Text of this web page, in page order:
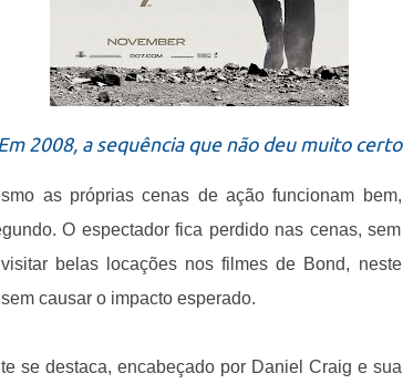
2008, a sequência que não deu muito certo
as próprias cenas de ação funcionam bem,
O espectador fica perdido nas cenas, sem
belas locações nos filmes de Bond, neste
causar o impacto esperado.
se destaca, encabeçado por Daniel Craig e sua